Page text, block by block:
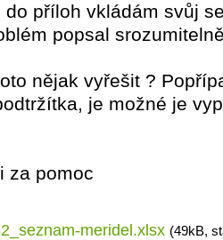
do příloh vkládám svůj
popsal
nějak vyřešit ?
je možné je
za pomoc
meridel.xlsx (49kB,